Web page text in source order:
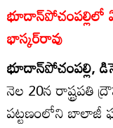
భూదాన్‌పోచంపల్లిలో
భాస్కర్‌రావు
భూదాన్‌పోచంపల్లి,
నెల 20న రాష్ట్రపతి
పట్టణంలోని బాలాజీ